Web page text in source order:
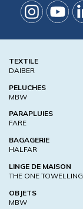
TEXTILE
DAIBER
PELUCHES
MBW
PARAPLUIES
FARE
BAGAGERIE
HALFAR
LINGE DE MAISON
THE ONE TOWELLING
OBJETS
MBW